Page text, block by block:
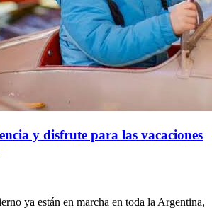
y disfrute para las vacaciones
ya están en marcha en toda la Argentina,